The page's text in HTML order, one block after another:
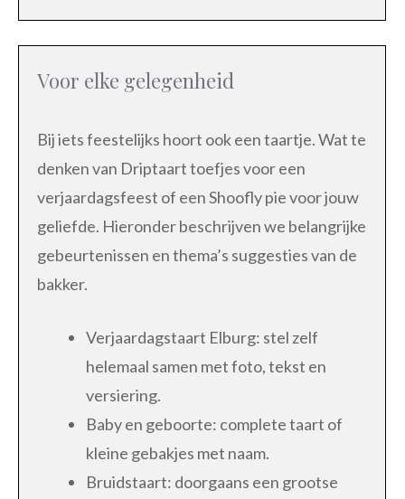
Voor elke gelegenheid
Bij iets feestelijks hoort ook een taartje. Wat te
denken van Driptaart toefjes voor een
verjaardagsfeest of een Shoofly pie voor jouw
geliefde. Hieronder beschrijven we belangrijke
gebeurtenissen en thema’s suggesties van de
bakker.
Verjaardagstaart Elburg: stel zelf
helemaal samen met foto, tekst en
versiering.
Baby en geboorte: complete taart of
kleine gebakjes met naam.
Bruidstaart: doorgaans een grootse